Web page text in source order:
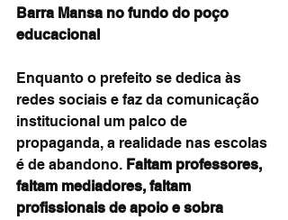
Barra Mansa no fundo do poço
educacional
Enquanto o prefeito se dedica às
redes sociais e faz da comunicação
institucional um palco de
propaganda, a realidade nas escolas
é de abandono. Faltam professores,
faltam mediadores, faltam
profissionais de apoio e sobra